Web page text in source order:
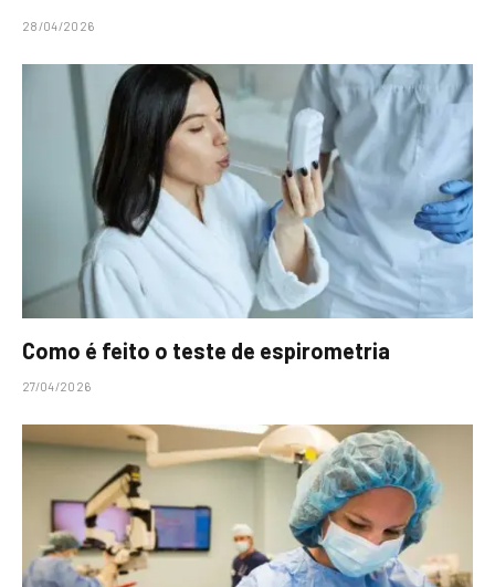
28/04/2026
Como é feito o teste de espirometria
27/04/2026